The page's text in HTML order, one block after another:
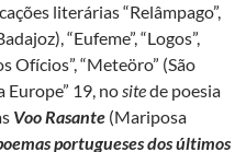
literárias “Relâmpago”,
“Eufeme”, “Logos”,
Ofícios”, “Meteöro” (São
Europe” 19, nositede poesia
Voo Rasante (Mariposa
portugueses dos últimos